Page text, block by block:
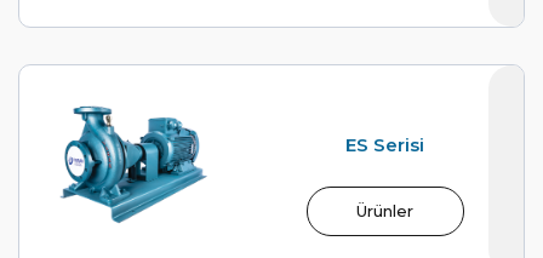
ES Serisi
Ürünler